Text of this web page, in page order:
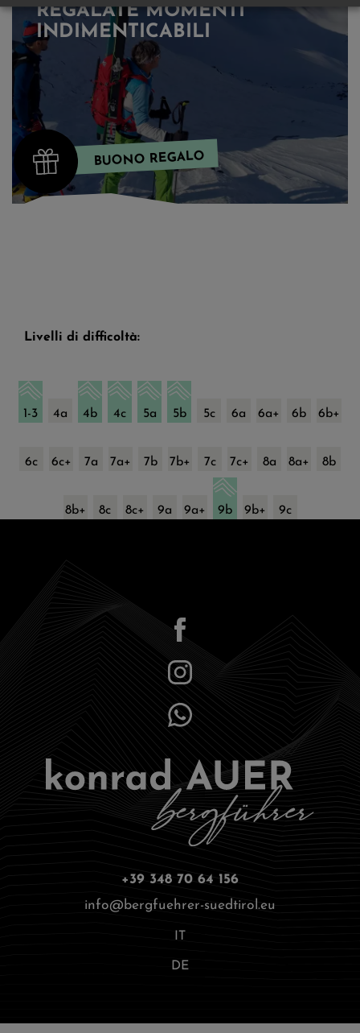
REGALATE MOMENTI
INDIMENTICABILI
BUONO REGALO
Livelli di difficoltà:
1-3 4a 4b 4c 5a 5b 5c 6a 6a+ 6b 6b+
6c 6c+ 7a 7a+ 7b 7b+ 7c 7c+ 8a 8a+ 8b
8b+ 8c 8c+ 9a 9a+ 9b 9b+ 9c
+39 348 70 64 156
info@bergfuehrer-suedtirol.eu
DE